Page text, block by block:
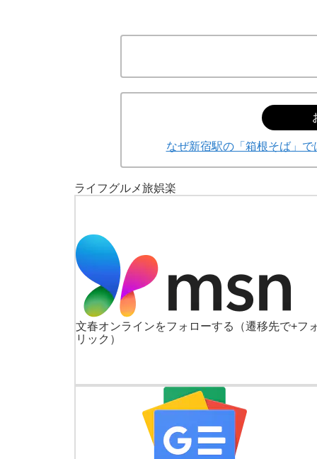
なぜ新宿駅の「箱根そば」
ライフグルメ旅娯楽
文春オンラインをフォローする
（遷移先で+フ
リック）